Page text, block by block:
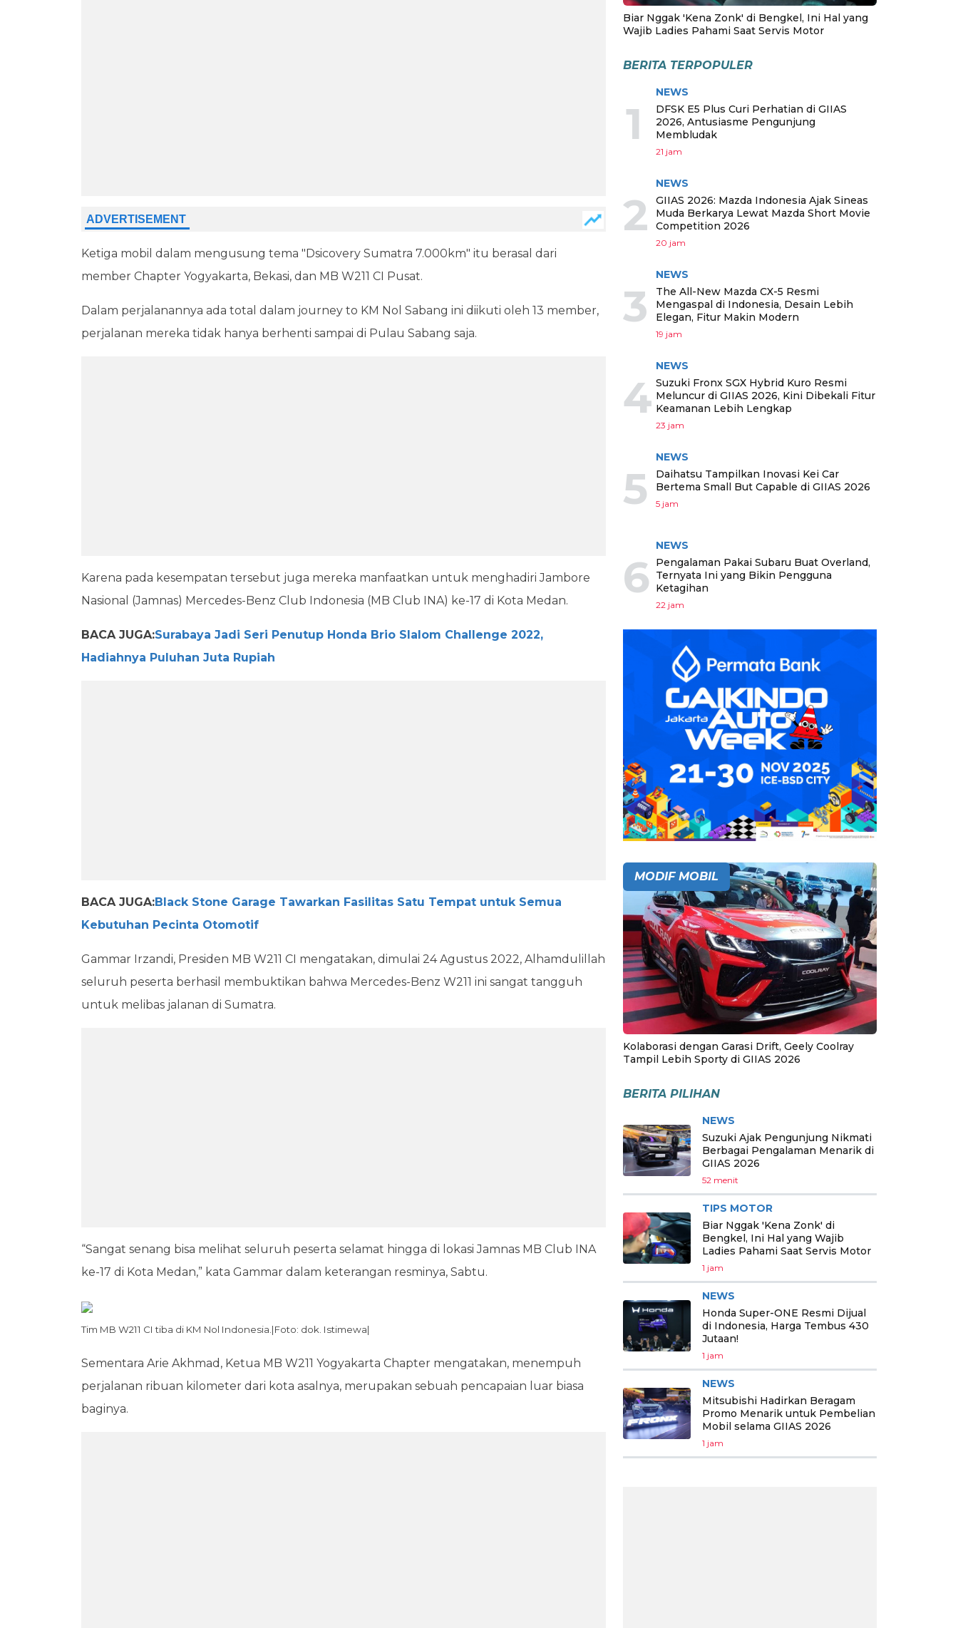
Ketiga mobil dalam mengusung tema "Dsicovery Sumatra 7.000km" itu berasal dari
member Chapter Yogyakarta, Bekasi, dan MB W211 CI Pusat.
Dalam perjalanannya ada total dalam journey to KM Nol Sabang ini diikuti oleh 13 member,
perjalanan mereka tidak hanya berhenti sampai di Pulau Sabang saja.
Karena pada kesempatan tersebut juga mereka manfaatkan untuk menghadiri Jambore
Nasional (Jamnas) Mercedes-Benz Club Indonesia (MB Club INA) ke-17 di Kota Medan.
BACA JUGA:Surabaya Jadi Seri Penutup Honda Brio Slalom Challenge 2022,
Hadiahnya Puluhan Juta Rupiah
BACA JUGA:Black Stone Garage Tawarkan Fasilitas Satu Tempat untuk Semua
Kebutuhan Pecinta Otomotif
Gammar Irzandi, Presiden MB W211 CI mengatakan, dimulai 24 Agustus 2022, Alhamdulillah
seluruh peserta berhasil membuktikan bahwa Mercedes-Benz W211 ini sangat tangguh
untuk melibas jalanan di Sumatra.
“Sangat senang bisa melihat seluruh peserta selamat hingga di lokasi Jamnas MB Club INA
ke-17 di Kota Medan,” kata Gammar dalam keterangan resminya, Sabtu.
Tim MB W211 CI tiba di KM Nol Indonesia.|Foto: dok. Istimewa|
Sementara Arie Akhmad, Ketua MB W211 Yogyakarta Chapter mengatakan, menempuh
perjalanan ribuan kilometer dari kota asalnya, merupakan sebuah pencapaian luar biasa
baginya.
Biar Nggak 'Kena Zonk' di Bengkel, Ini Hal yang
Wajib Ladies Pahami Saat Servis Motor
BERITA TERPOPULER
1
NEWS
DFSK E5 Plus Curi Perhatian di GIIAS
2026, Antusiasme Pengunjung
Membludak
21 jam
2
NEWS
GIIAS 2026: Mazda Indonesia Ajak Sineas
Muda Berkarya Lewat Mazda Short Movie
Competition 2026
20 jam
3
NEWS
The All-New Mazda CX-5 Resmi
Mengaspal di Indonesia, Desain Lebih
Elegan, Fitur Makin Modern
19 jam
4
NEWS
Suzuki Fronx SGX Hybrid Kuro Resmi
Meluncur di GIIAS 2026, Kini Dibekali Fitur
Keamanan Lebih Lengkap
23 jam
5
NEWS
Daihatsu Tampilkan Inovasi Kei Car
Bertema Small But Capable di GIIAS 2026
5 jam
6
NEWS
Pengalaman Pakai Subaru Buat Overland,
Ternyata Ini yang Bikin Pengguna
Ketagihan
22 jam
MODIF MOBIL
Kolaborasi dengan Garasi Drift, Geely Coolray
Tampil Lebih Sporty di GIIAS 2026
BERITA PILIHAN
NEWS
Suzuki Ajak Pengunjung Nikmati
Berbagai Pengalaman Menarik di
GIIAS 2026
52 menit
TIPS MOTOR
Biar Nggak 'Kena Zonk' di
Bengkel, Ini Hal yang Wajib
Ladies Pahami Saat Servis Motor
1 jam
NEWS
Honda Super-ONE Resmi Dijual
di Indonesia, Harga Tembus 430
Jutaan!
1 jam
NEWS
Mitsubishi Hadirkan Beragam
Promo Menarik untuk Pembelian
Mobil selama GIIAS 2026
1 jam